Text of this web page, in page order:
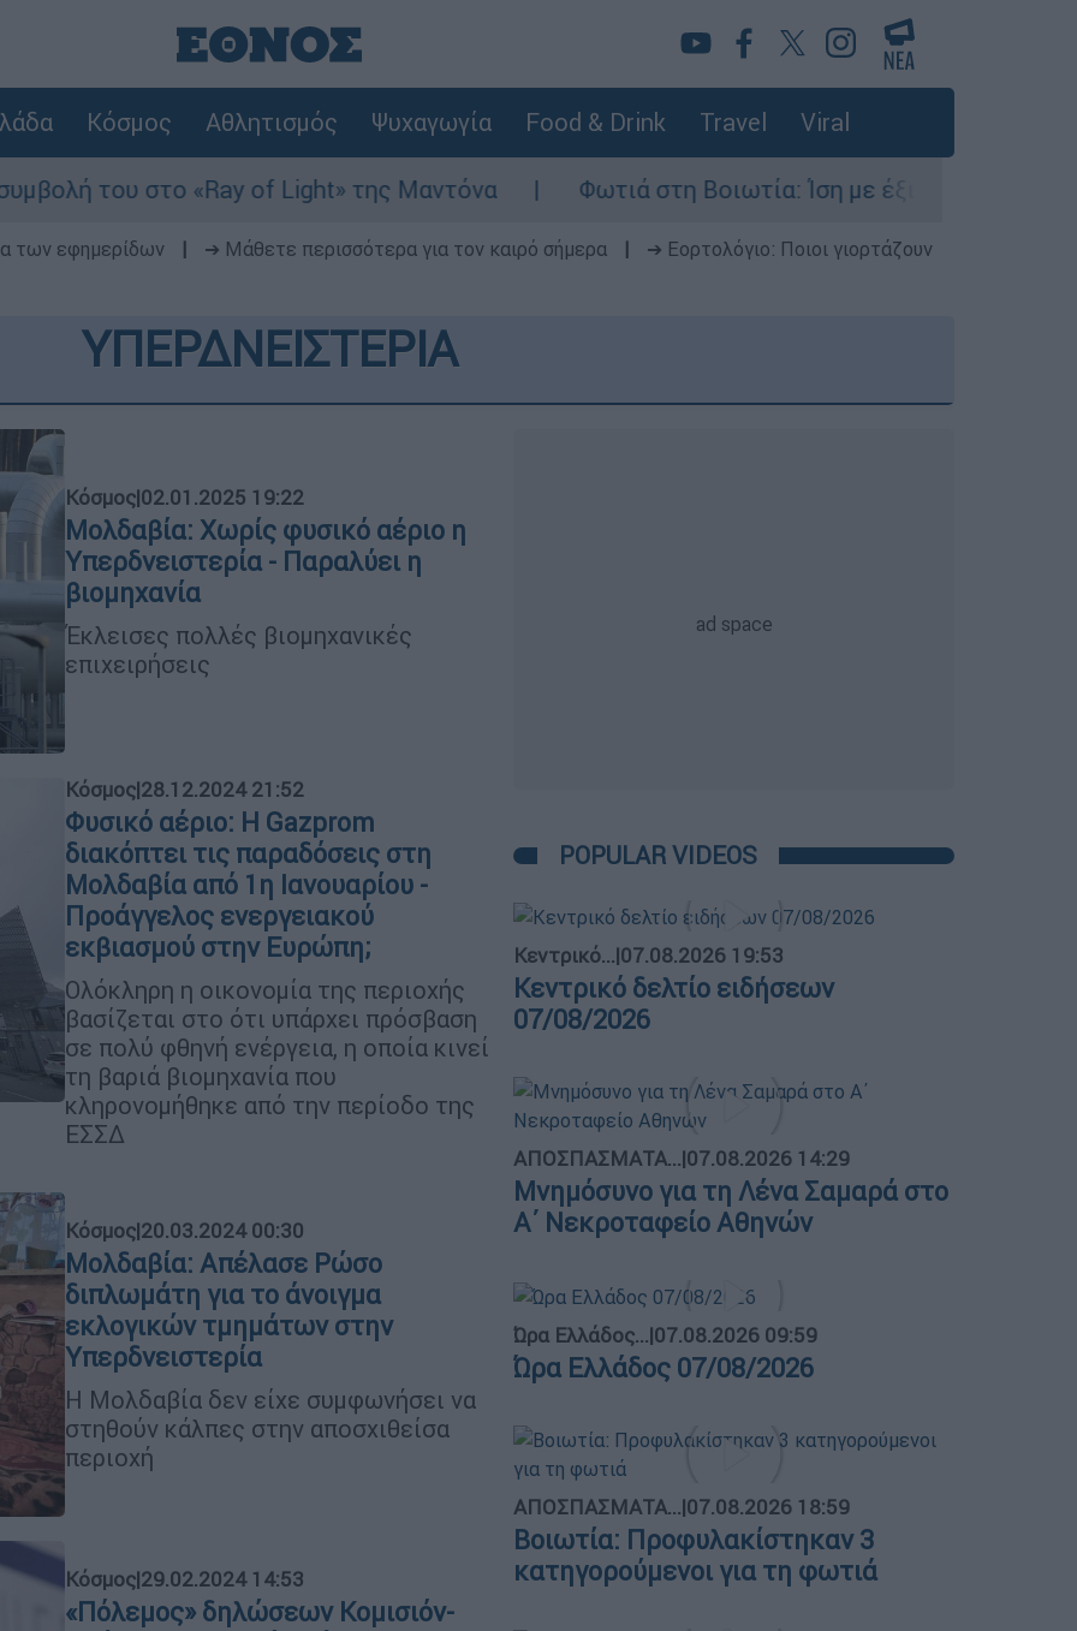
Κόσμος Αθλητισμός Ψυχαγωγία Food & Drink Travel Viral
«Ray of Light» της Μαντόνα Φωτιά στη Βοιωτία: Ίση με έξι ατομικές βόμβες της
των εφημερίδων ➔ Μάθετε περισσότερα για τον καιρό σήμερα
➔ Εορτολόγιο: Ποιοι γιορτάζουν
ΥΠΕΡΔΝΕΙΣΤΕΡΙΑ
Κόσμος|02.01.2025 19:22
Μολδαβία: Χωρίς φυσικό αέριο η
Υπερδνειστερία - Παραλύει η
βιομηχανία
Έκλεισες πολλές βιομηχανικές
επιχειρήσεις
Κόσμος|28.12.2024 21:52
Φυσικό αέριο: Η Gazprom
διακόπτει τις παραδόσεις στη
Μολδαβία από 1η Ιανουαρίου -
Προάγγελος ενεργειακού
εκβιασμού στην Ευρώπη;
Ολόκληρη η οικονομία της περιοχής
βασίζεται στο ότι υπάρχει πρόσβαση
σε πολύ φθηνή ενέργεια, η οποία κινεί
τη βαριά βιομηχανία που
κληρονομήθηκε από την περίοδο της
ΕΣΣΔ
Κόσμος|20.03.2024 00:30
Μολδαβία: Απέλασε Ρώσο
διπλωμάτη για το άνοιγμα
εκλογικών τμημάτων στην
Υπερδνειστερία
Η Μολδαβία δεν είχε συμφωνήσει να
στηθούν κάλπες στην αποσχιθείσα
περιοχή
Κόσμος|29.02.2024 14:53
«Πόλεμος» δηλώσεων Κομισιόν-
POPULAR VIDEOS
Κεντρικό...|07.08.2026 19:53
Κεντρικό δελτίο ειδήσεων
07/08/2026
ΑΠΟΣΠΑΣΜΑΤΑ...|07.08.2026 14:29
Μνημόσυνο για τη Λένα Σαμαρά στο
Α΄ Νεκροταφείο Αθηνών
Ώρα Ελλάδος...|07.08.2026 09:59
Ώρα Ελλάδος 07/08/2026
ΑΠΟΣΠΑΣΜΑΤΑ...|07.08.2026 18:59
Βοιωτία: Προφυλακίστηκαν 3
κατηγορούμενοι για τη φωτιά